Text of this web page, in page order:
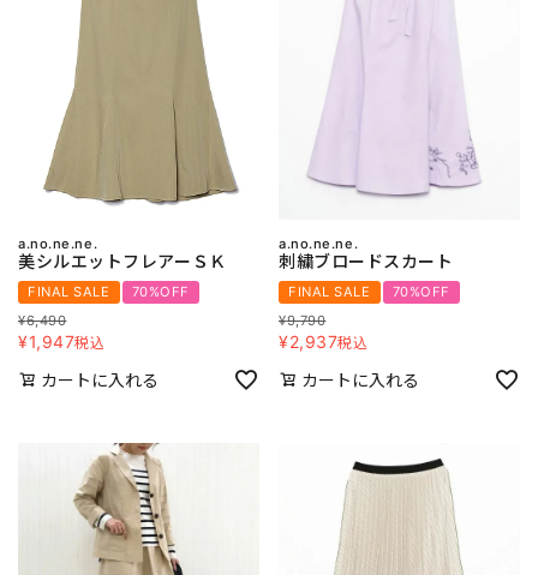
a.no.ne.ne.
美シルエットフレアーＳＫ
FINAL SALE
70%OFF
¥6,490
¥1,947税込
カートに入れる
a.no.ne.ne.
刺繍ブロードスカート
FINAL SALE
70%OFF
¥9,790
¥2,937税込
カートに入れる